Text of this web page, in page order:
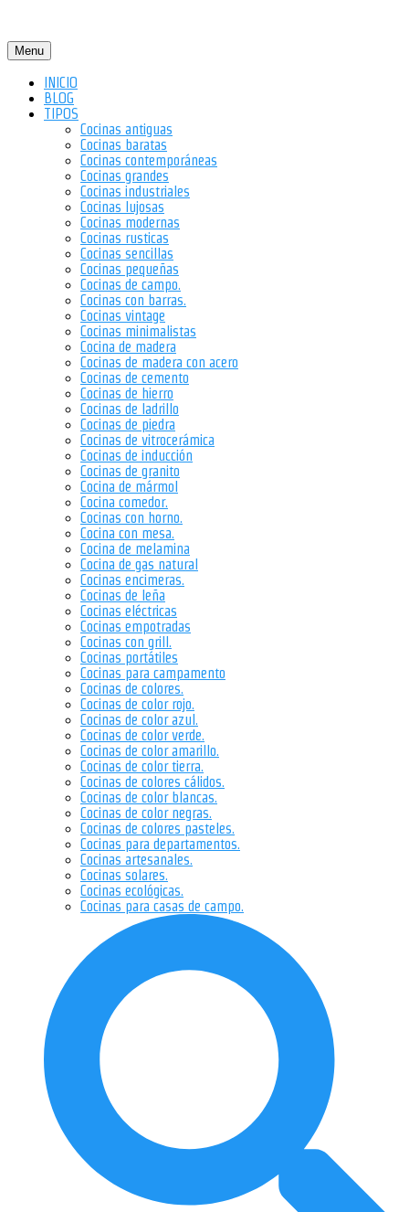
Menu
INICIO
BLOG
TIPOS
Cocinas antiguas
Cocinas baratas
Cocinas contemporáneas
Cocinas grandes
Cocinas industriales
Cocinas lujosas
Cocinas modernas
Cocinas rusticas
Cocinas sencillas
Cocinas pequeñas
Cocinas de campo.
Cocinas con barras.
Cocinas vintage
Cocinas minimalistas
Cocina de madera
Cocinas de madera con acero
Cocinas de cemento
Cocinas de hierro
Cocinas de ladrillo
Cocinas de piedra
Cocinas de vitrocerámica
Cocinas de inducción
Cocinas de granito
Cocina de mármol
Cocina comedor.
Cocinas con horno.
Cocina con mesa.
Cocina de melamina
Cocina de gas natural
Cocinas encimeras.
Cocinas de leña
Cocinas eléctricas
Cocinas empotradas
Cocinas con grill.
Cocinas portátiles
Cocinas para campamento
Cocinas de colores.
Cocinas de color rojo.
Cocinas de color azul.
Cocinas de color verde.
Cocinas de color amarillo.
Cocinas de color tierra.
Cocinas de colores cálidos.
Cocinas de color blancas.
Cocinas de color negras.
Cocinas de colores pasteles.
Cocinas para departamentos.
Cocinas artesanales.
Cocinas solares.
Cocinas ecológicas.
Cocinas para casas de campo.